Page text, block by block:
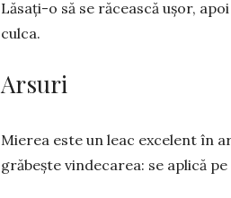
Lăsați-o să se răcească ușor,
culca.
Arsuri
Mierea este un leac excelent în
gră­­beș­te vin­de­carea: se aplică